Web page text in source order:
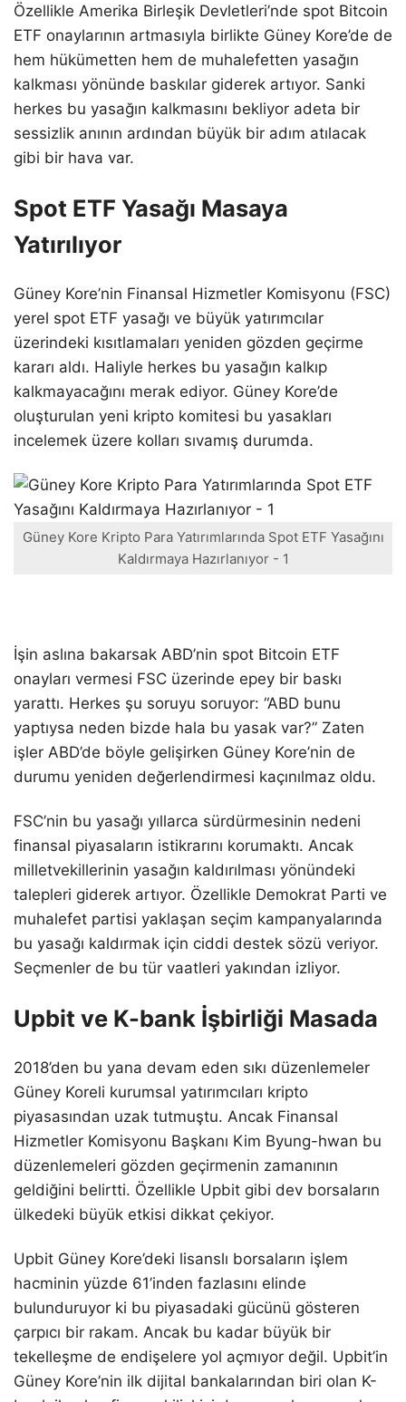
Özellikle Amerika Birleşik Devletleri’nde spot Bitcoin
ETF onaylarının artmasıyla birlikte Güney Kore’de de
hem hükümetten hem de muhalefetten yasağın
kalkması yönünde baskılar giderek artıyor. Sanki
herkes bu yasağın kalkmasını bekliyor adeta bir
sessizlik anının ardından büyük bir adım atılacak
gibi bir hava var.
Spot ETF Yasağı Masaya
Yatırılıyor
Güney Kore’nin Finansal Hizmetler Komisyonu (FSC)
yerel spot ETF yasağı ve büyük yatırımcılar
üzerindeki kısıtlamaları yeniden gözden geçirme
kararı aldı. Haliyle herkes bu yasağın kalkıp
kalkmayacağını merak ediyor. Güney Kore’de
oluşturulan yeni kripto komitesi bu yasakları
incelemek üzere kolları sıvamış durumda.
Güney Kore Kripto Para Yatırımlarında Spot ETF Yasağını
Kaldırmaya Hazırlanıyor - 1
İşin aslına bakarsak ABD’nin spot Bitcoin ETF
onayları vermesi FSC üzerinde epey bir baskı
yarattı. Herkes şu soruyu soruyor: “ABD bunu
yaptıysa neden bizde hala bu yasak var?” Zaten
işler ABD’de böyle gelişirken Güney Kore’nin de
durumu yeniden değerlendirmesi kaçınılmaz oldu.
FSC’nin bu yasağı yıllarca sürdürmesinin nedeni
finansal piyasaların istikrarını korumaktı. Ancak
milletvekillerinin yasağın kaldırılması yönündeki
talepleri giderek artıyor. Özellikle Demokrat Parti ve
muhalefet partisi yaklaşan seçim kampanyalarında
bu yasağı kaldırmak için ciddi destek sözü veriyor.
Seçmenler de bu tür vaatleri yakından izliyor.
Upbit ve K-bank İşbirliği Masada
2018’den bu yana devam eden sıkı düzenlemeler
Güney Koreli kurumsal yatırımcıları kripto
piyasasından uzak tutmuştu. Ancak Finansal
Hizmetler Komisyonu Başkanı Kim Byung-hwan bu
düzenlemeleri gözden geçirmenin zamanının
geldiğini belirtti. Özellikle Upbit gibi dev borsaların
ülkedeki büyük etkisi dikkat çekiyor.
Upbit Güney Kore’deki lisanslı borsaların işlem
hacminin yüzde 61’inden fazlasını elinde
bulunduruyor ki bu piyasadaki gücünü gösteren
çarpıcı bir rakam. Ancak bu kadar büyük bir
tekelleşme de endişelere yol açmıyor değil. Upbit’in
Güney Kore’nin ilk dijital bankalarından biri olan K-